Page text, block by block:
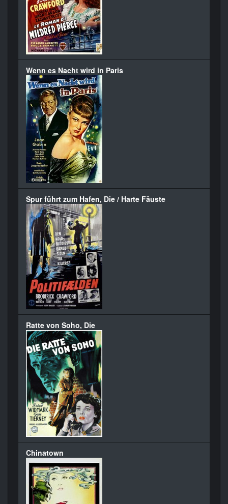
Wenn es Nacht wird in Paris
Spur führt zum Hafen, Die / Harte Fäuste
Ratte von Soho, Die
Chinatown